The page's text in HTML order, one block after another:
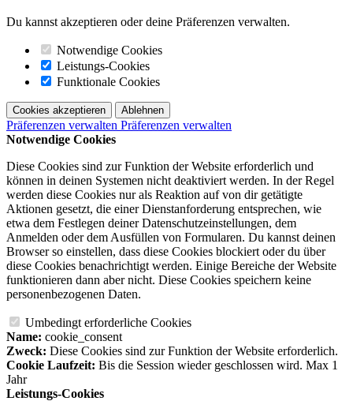
Du kannst akzeptieren oder deine Präferenzen verwalten.
Notwendige Cookies
Leistungs-Cookies
Funktionale Cookies
Cookies akzeptieren Ablehnen
Präferenzen verwalten Präferenzen verwalten
Notwendige Cookies
Diese Cookies sind zur Funktion der Website erforderlich und
können in deinen Systemen nicht deaktiviert werden. In der Regel
werden diese Cookies nur als Reaktion auf von dir getätigte
Aktionen gesetzt, die einer Dienstanforderung entsprechen, wie
etwa dem Festlegen deiner Datenschutzeinstellungen, dem
Anmelden oder dem Ausfüllen von Formularen. Du kannst deinen
Browser so einstellen, dass diese Cookies blockiert oder du über
diese Cookies benachrichtigt werden. Einige Bereiche der Website
funktionieren dann aber nicht. Diese Cookies speichern keine
personenbezogenen Daten.
Umbedingt erforderliche Cookies
Name: cookie_consent
Zweck: Diese Cookies sind zur Funktion der Website erforderlich.
Cookie Laufzeit: Bis die Session wieder geschlossen wird. Max 1
Jahr
Leistungs-Cookies